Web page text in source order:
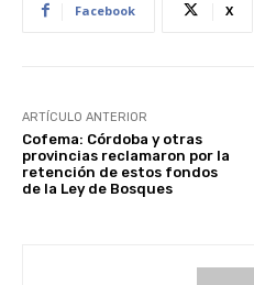
Facebook X
ARTÍCULO ANTERIOR
Cofema: Córdoba y otras
provincias reclamaron por la
retención de estos fondos
de la Ley de Bosques